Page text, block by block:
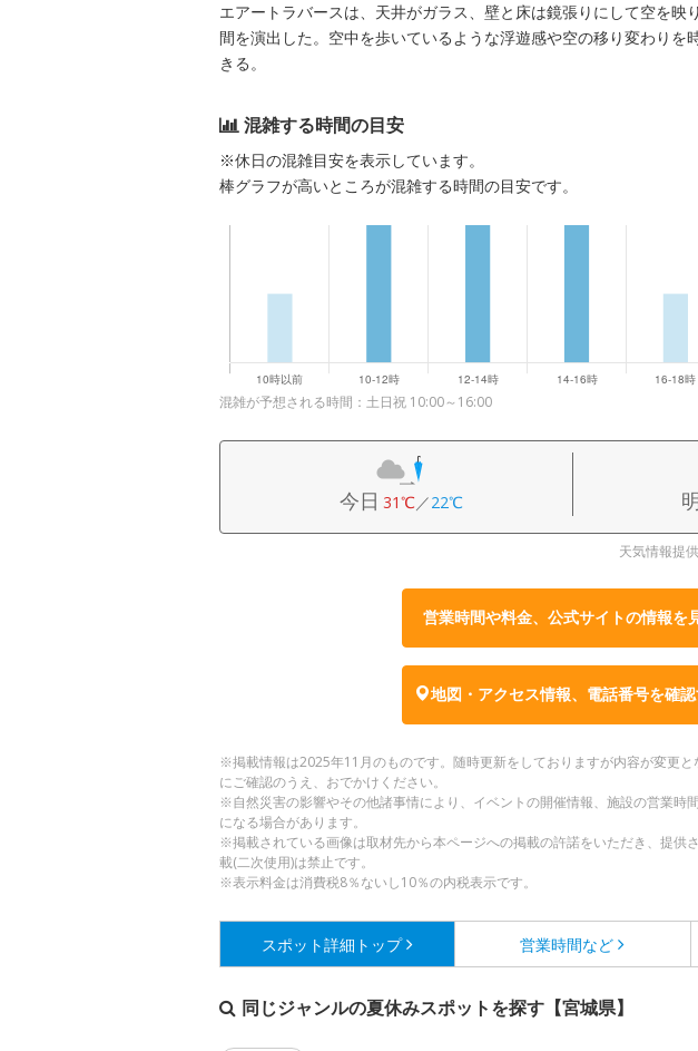
エアートラバースは、天井がガラス、壁と床は鏡張りにして空を映
間を演出した。空中を歩いているような浮遊感や空の移り変わりを
きる。
混雑する時間の目安
※休日の混雑目安を表示しています。
棒グラフが高いところが混雑する時間の目安です。
混雑が予想される時間：土日祝 10:00～16:00
今日 31℃／22℃
天気情報提
営業時間や料金、公式サイトの情報を
地図・アクセス情報、電話番号を確
※掲載情報は2025年11月のものです。随時更新をしておりますが内容が変更
にご確認のうえ、おでかけください。
※自然災害の影響やその他諸事情により、イベントの開催情報、施設の営業時
になる場合があります。
※掲載されている画像は取材先から本ページへの掲載の許諾をいただき、提供
載(二次使用)は禁止です。
※表示料金は消費税8％ないし10％の内税表示です。
スポット詳細 トップ 営業時間など
同じジャンルの夏休みスポットを探す【宮城県】